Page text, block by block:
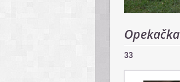
Opekačka
33